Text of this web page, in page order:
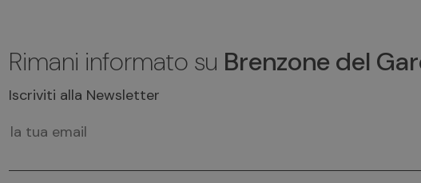
Rimani informato su Brenzone del
Iscriviti alla Newsletter